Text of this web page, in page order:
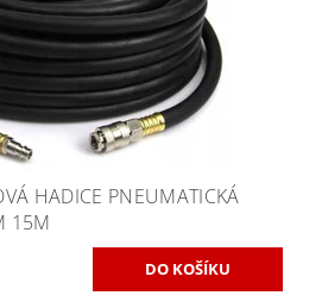
HADICE PNEUMATICKÁ
15M